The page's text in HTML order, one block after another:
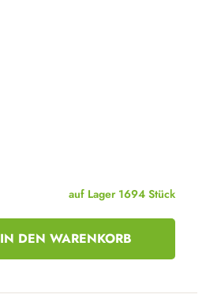
auf Lager 1694 Stück
IN DEN WARENKORB